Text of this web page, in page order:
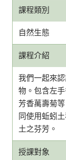
課程類別
自然生態
課程介紹
我們一起來
物。包含左
芳香萬壽菊
同使用蚯蚓
土之芬芳。
授課對象